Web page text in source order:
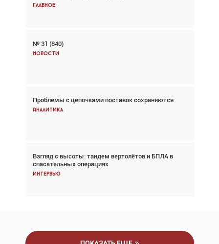
Главное
№ 31 (840)
Новости
Проблемы с цепочками поставок сохраняются
Аналитика
Взгляд с высоты: тандем вертолётов и БПЛА в
спасательных операциях
Интервью
Главное
Авиационный фотограф Дэйв Кох: «Фотография
говорит сама за себя... а ИИ всё портит»
Впервые с 2024 года глобальный трафик
снижается три недели подряд
Частный самолёт – это актив. Подходите к
покупке соответствующим образом
Интервью